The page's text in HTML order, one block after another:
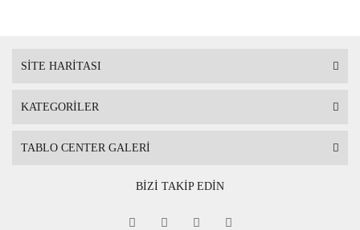
SİTE HARİTASI
KATEGORİLER
TABLO CENTER GALERİ
BİZİ TAKİP EDİN